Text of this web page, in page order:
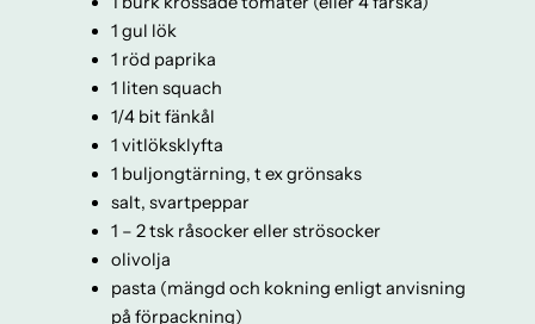
1 gul lök
1 röd paprika
1 liten squach
1/4 bit fänkål
1 vitlöksklyfta
1 buljongtärning, t ex grönsaks
salt, svartpeppar
1 – 2 tsk råsocker eller strösocker
olivolja
pasta (mängd och kokning enligt anvisning
på förpackning)